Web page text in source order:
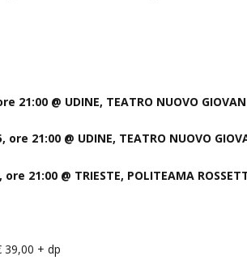
21:00 @ UDINE, TEATRO NUOVO
ore 21:00 @ UDINE, TEATRO NUOVO
ore 21:00 @ TRIESTE, POLITEAMA
+ dp